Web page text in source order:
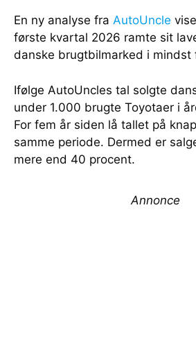
En ny analyse fra AutoUncle
første kvartal 2026 ramte sit
danske brugtbilmarked i mindst
Ifølge AutoUncles tal solgte
under 1.000 brugte Toyotaer i
For fem år siden lå tallet på
samme periode. Dermed er
mere end 40 procent.
Annonce